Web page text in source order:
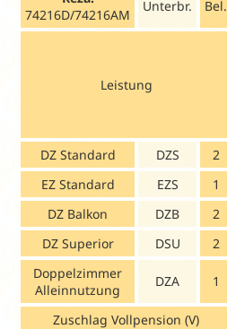
74216D/74216AM
Unterbr. Bel.
Leistung
DZ Standard
DZS 2
EZ Standard
EZS 1
DZ Balkon
DZB 2
DZ Superior
DSU 2
Doppelzimmer
Alleinnutzung
DZA 1
Zuschlag Vollpension (V)